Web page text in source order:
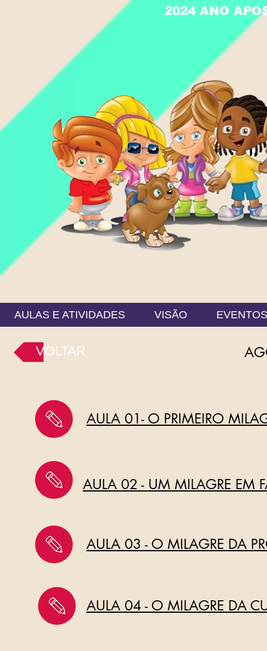
2024 ANO
AULAS E ATIVIDADES VISÃO EVENTOS
VOLTAR
AULA 01- O PRIMEIRO
AULA 02 - UM MILAGRE EM
AULA 03 - O MILAGRE DA
AULA 04 - O MILAGRE DA